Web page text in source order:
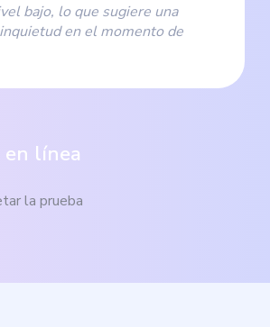
bajo, lo que sugiere una
en el momento de
en línea
la prueba